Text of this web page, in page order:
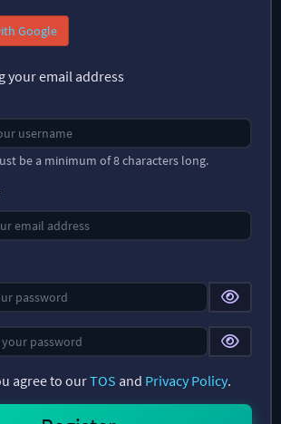
Google
your email address
be a minimum of 8 characters long.
agree to ourTOS and Privacy Policy.